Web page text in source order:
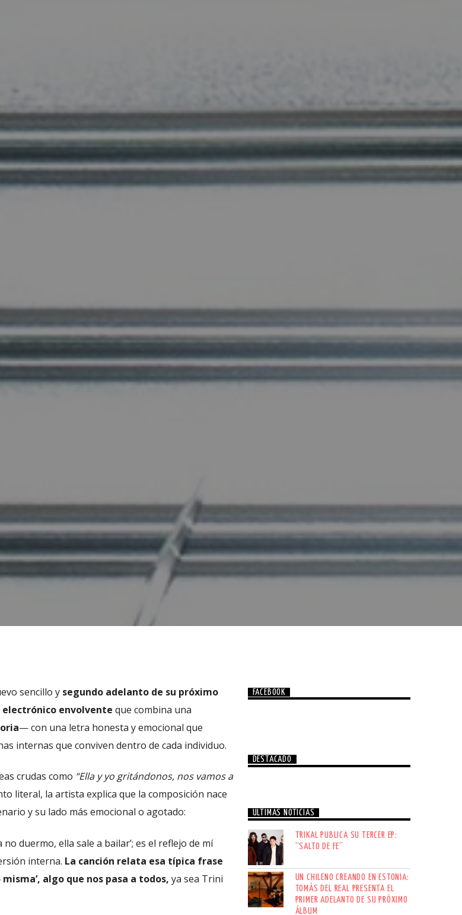
sencillo y segundo adelanto de su próximo
electrónico envolvente que combina una
— con una letra honesta y emocional que
internas que conviven dentro de cada individuo.
crudas como “Ella y yo gritándonos, nos vamos a
literal, la artista explica que la composición nace
y su lado más emocional o agotado:
duermo, ella sale a bailar’; es el reflejo de mí
interna. La canción relata esa típica frase
algo que nos pasa a todos, ya sea Trini
FACEBOOK
DESTACADO
ÚLTIMAS NOTICIAS
TRIKAL PUBLICA SU TERCER EP:
“SALTO DE FE”
UN CHILENO CREANDO EN ESTONIA:
TOMÁS DEL REAL PRESENTA EL
PRIMER ADELANTO DE SU PRÓXIMO
ÁLBUM